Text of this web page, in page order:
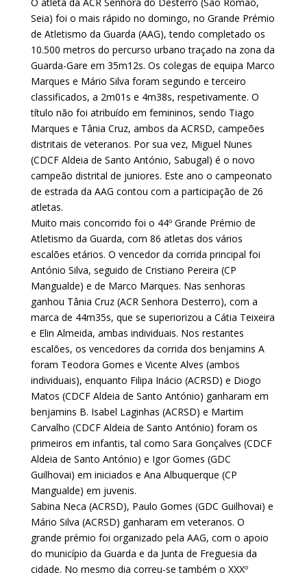
Seia) foi o mais rápido no domingo, no Grande Prémio
de Atletismo da Guarda (AAG), tendo completado os
10.500 metros do percurso urbano traçado na zona da
Guarda-Gare em 35m12s. Os colegas de equipa Marco
Marques e Mário Silva foram segundo e terceiro
classificados, a 2m01s e 4m38s, respetivamente. O
título não foi atribuído em femininos, sendo Tiago
Marques e Tânia Cruz, ambos da ACRSD, campeões
distritais de veteranos. Por sua vez, Miguel Nunes
(CDCF Aldeia de Santo António, Sabugal) é o novo
campeão distrital de juniores. Este ano o campeonato
de estrada da AAG contou com a participação de 26
atletas.
Muito mais concorrido foi o 44º Grande Prémio de
Atletismo da Guarda, com 86 atletas dos vários
escalões etários. O vencedor da corrida principal foi
António Silva, seguido de Cristiano Pereira (CP
Mangualde) e de Marco Marques. Nas senhoras
ganhou Tânia Cruz (ACR Senhora Desterro), com a
marca de 44m35s, que se superiorizou a Cátia Teixeira
e Elin Almeida, ambas individuais. Nos restantes
escalões, os vencedores da corrida dos benjamins A
foram Teodora Gomes e Vicente Alves (ambos
individuais), enquanto Filipa Inácio (ACRSD) e Diogo
Matos (CDCF Aldeia de Santo António) ganharam em
benjamins B. Isabel Laginhas (ACRSD) e Martim
Carvalho (CDCF Aldeia de Santo António) foram os
primeiros em infantis, tal como Sara Gonçalves (CDCF
Aldeia de Santo António) e Igor Gomes (GDC
Guilhovai) em iniciados e Ana Albuquerque (CP
Mangualde) em juvenis.
Sabina Neca (ACRSD), Paulo Gomes (GDC Guilhovai) e
Mário Silva (ACRSD) ganharam em veteranos. O
grande prémio foi organizado pela AAG, com o apoio
do município da Guarda e da Junta de Freguesia da
cidade. No mesmo dia correu-se também o XXXº